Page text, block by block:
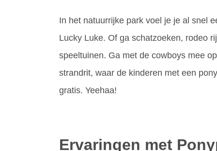
In het natuurrijke park voel je je al snel
Lucky Luke. Of ga schatzoeken, rodeo
speeltuinen. Ga met de cowboys mee
strandrit, waar de kinderen met een
gratis. Yeehaa!
Ervaringen met